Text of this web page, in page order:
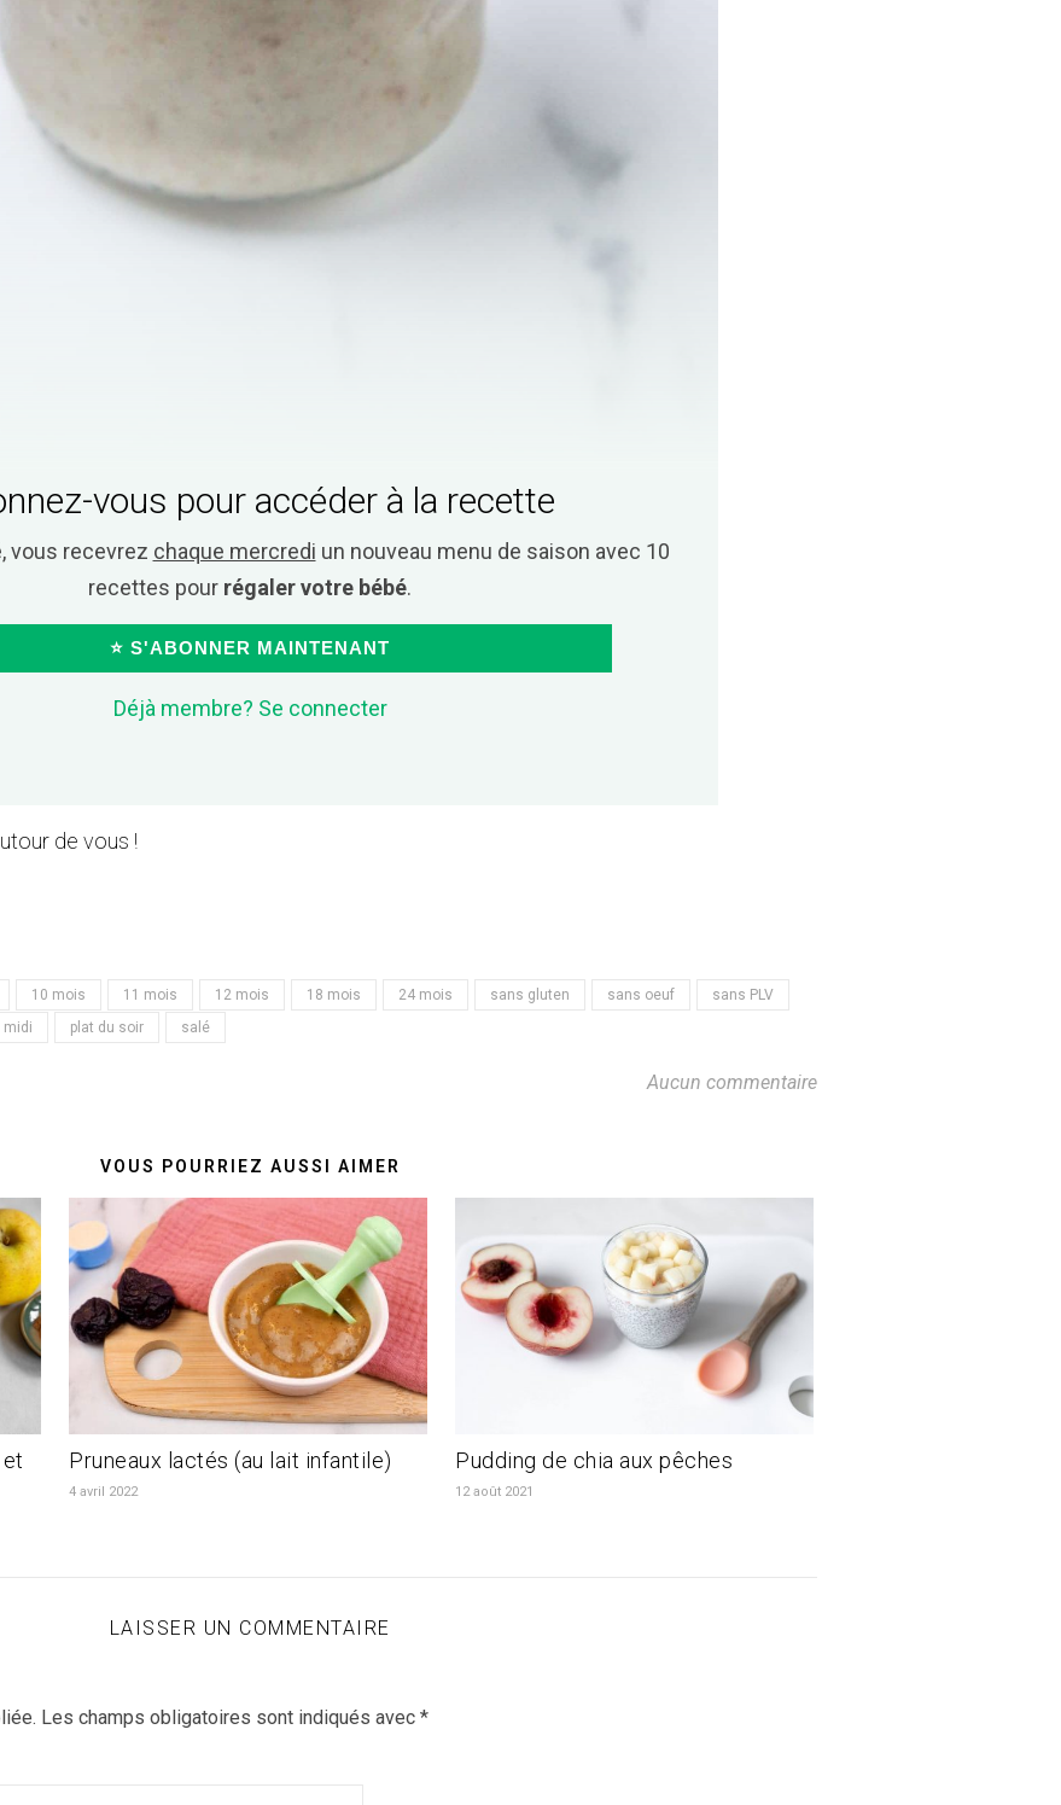
vous pour accéder à la recette
vous recevrez chaque mercredi un nouveau menu de saison avec 10
recettes pour régaler votre bébé.
⭐ S'ABONNER MAINTENANT
Déjà membre? Se connecter
de vous !
10 mois 11 mois 12 mois 18 mois 24 mois sans gluten sans oeuf
sans PLV
midi plat du soir salé
Aucun commentaire
VOUS POURRIEZ AUSSI AIMER
Pruneaux lactés (au lait infantile)
4 avril 2022
Pudding de chia aux pêches
12 août 2021
LAISSER UN COMMENTAIRE
Les champs obligatoires sont indiqués avec *